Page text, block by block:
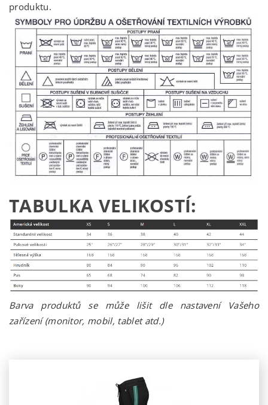
produktu.
TABULKA VELIKOSTÍ:
Barva produktů se může lišit dle nastavení Vašeho
zařízení (monitor, mobil, tablet atd.)